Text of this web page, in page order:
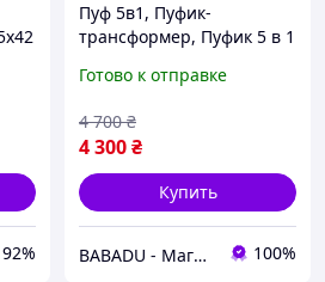
92%
Пуф 5в1, Пуфик-
трансформер, Пуфик 5 в 1
обивка, Пуфи
Готово к отправке
4 300₴
4 700 ₴
Купить
BABADU - Магазин ТРЕНДОВЫХ товаров для дома и сада 100%